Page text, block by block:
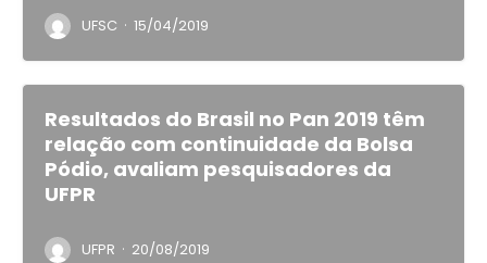
UFSC · 15/04/2019
Resultados do Brasil no Pan 2019 têm
relação com continuidade da Bolsa
Pódio, avaliam pesquisadores da
UFPR
UFPR · 20/08/2019